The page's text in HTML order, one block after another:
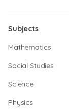
Subjects
Mathematics
Social Studies
Science
Physics